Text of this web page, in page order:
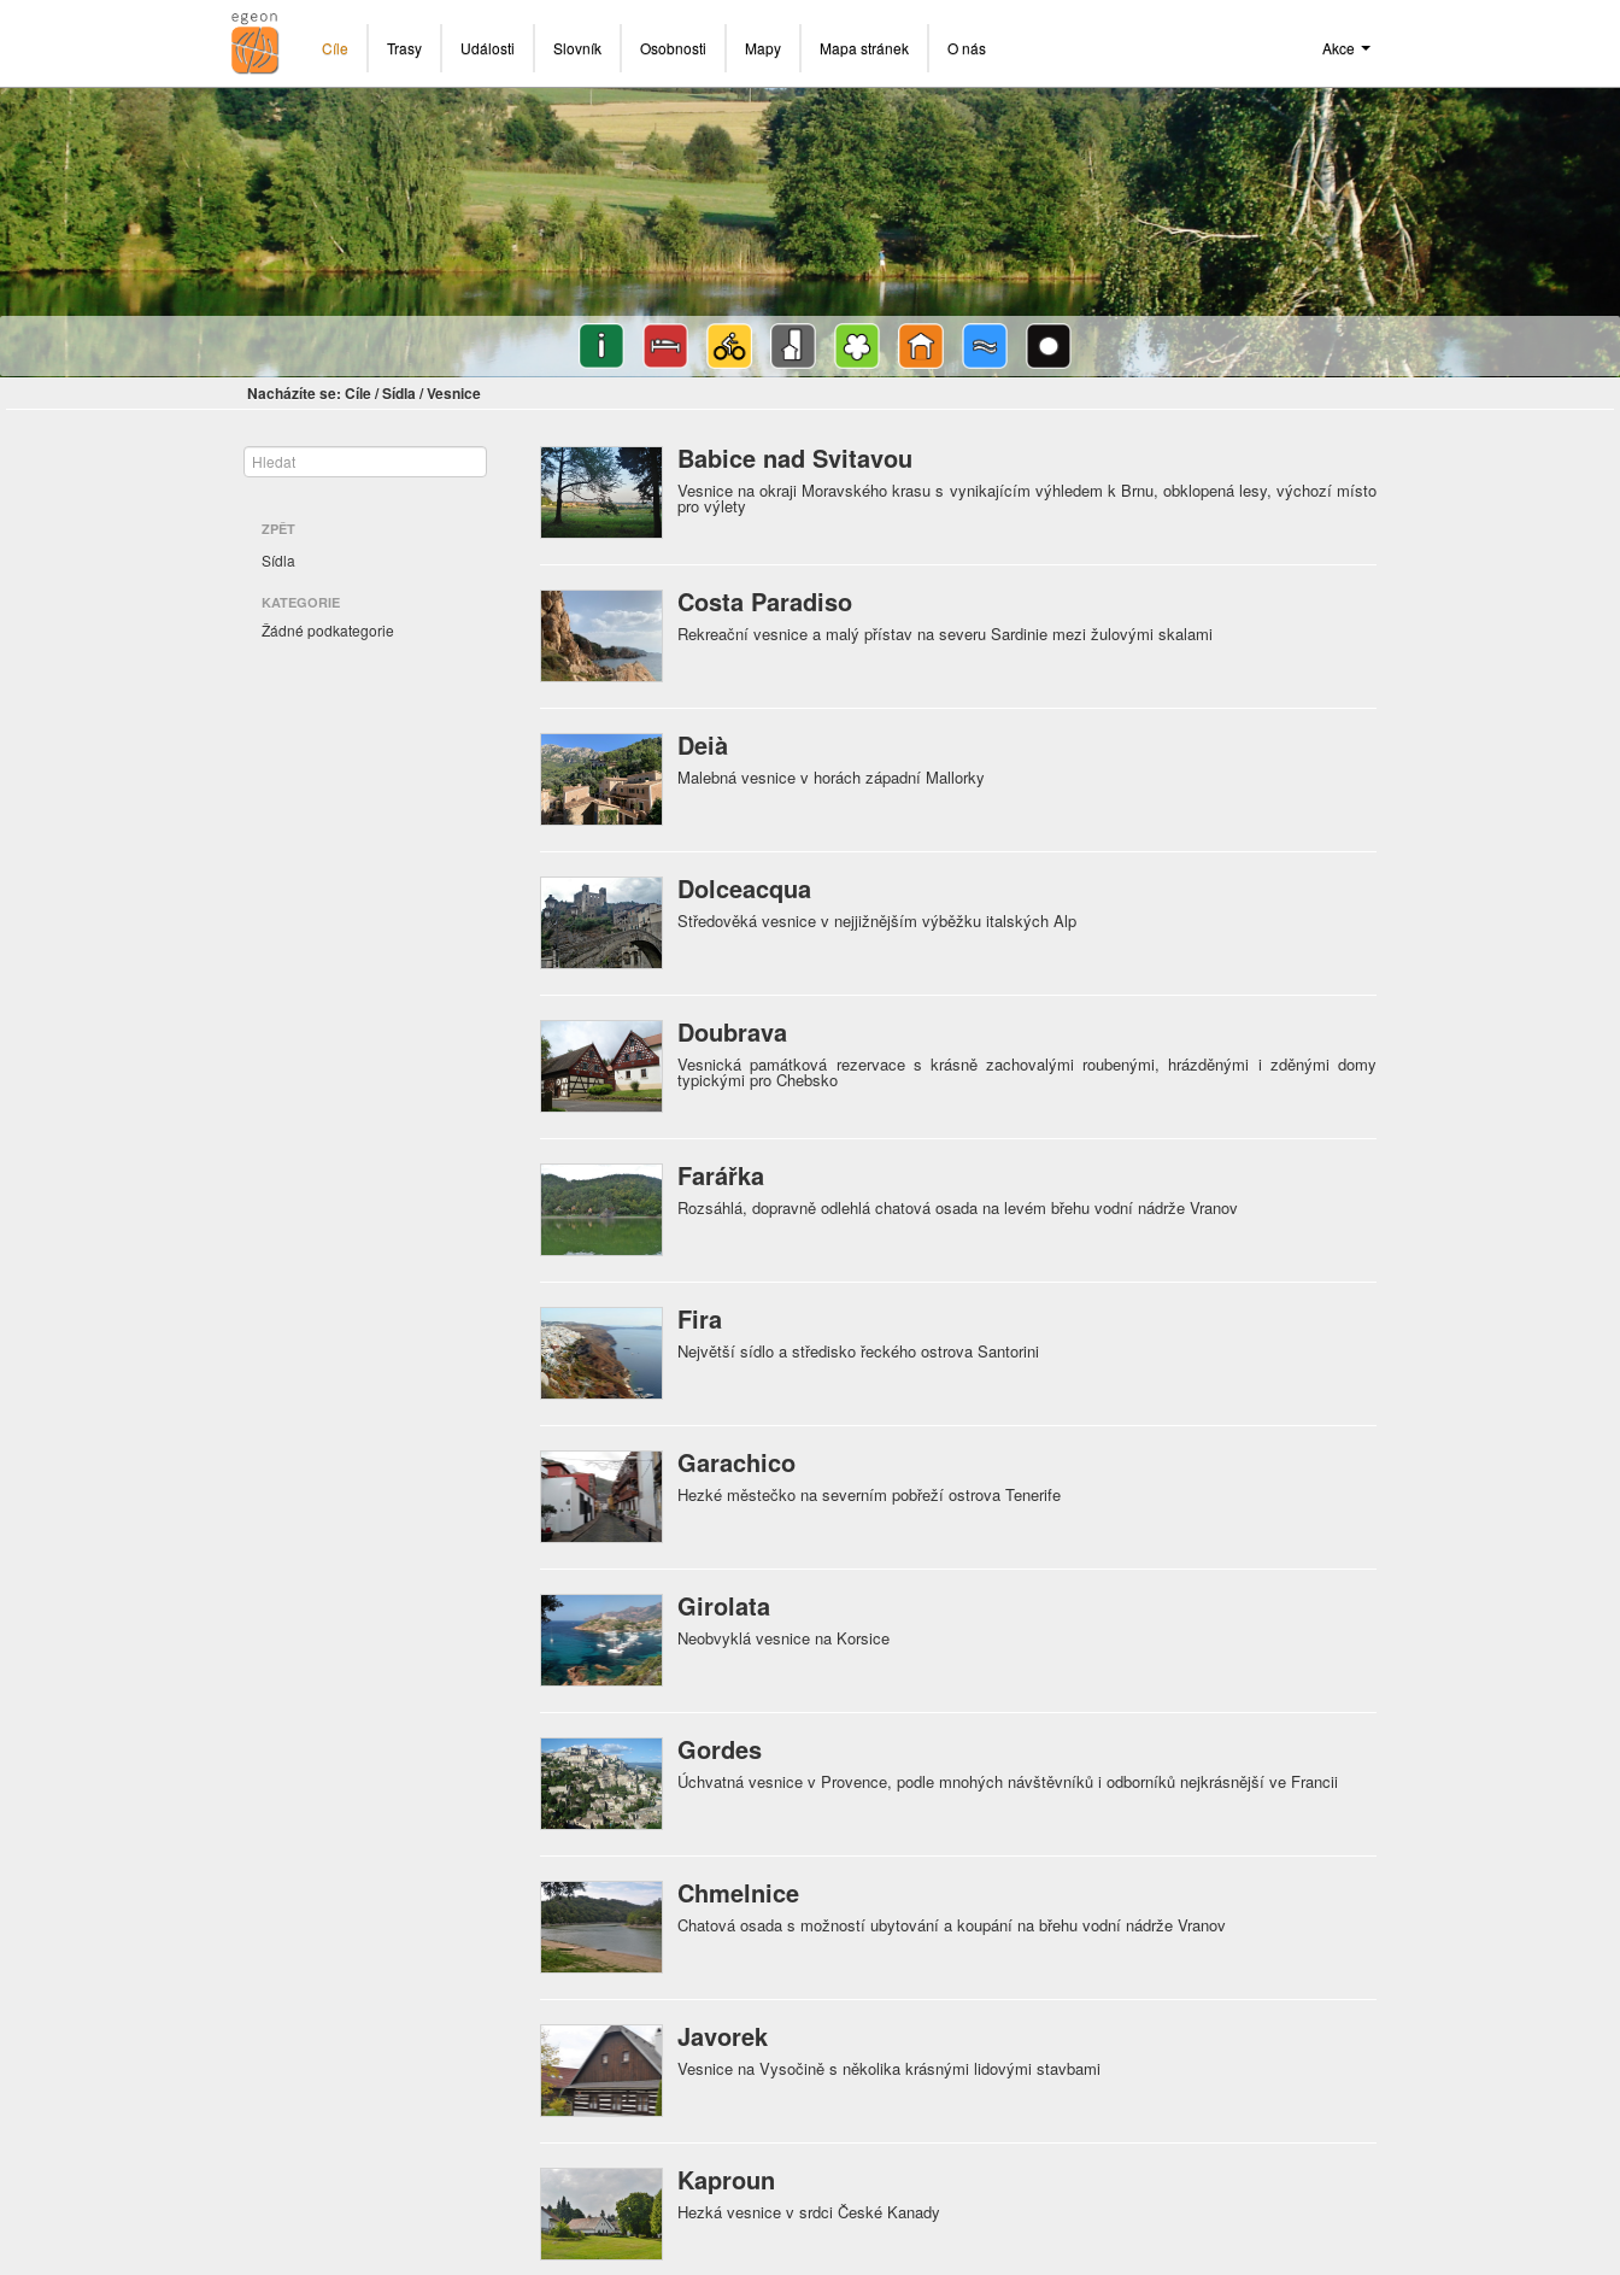
Cíle Trasy Události Slovník Osobnosti Mapy Mapa stránek O nás Akce
Nacházíte se: Cíle/Sídla/Vesnice
ZPĚT
Sídla
KATEGORIE
Žádné podkategorie
Babice nad Svitavou
Vesnice na okraji Moravského krasu s vynikajícím výhledem k Brnu, obklopená lesy, výchozí místo
pro výlety
Costa Paradiso
Rekreační vesnice a malý přístav na severu Sardinie mezi žulovými skalami
Deià
Malebná vesnice v horách západní Mallorky
Dolceacqua
Středověká vesnice v nejjižnějším výběžku italských Alp
Doubrava
Vesnická památková rezervace s krásně zachovalými roubenými, hrázděnými i zděnými domy
typickými pro Chebsko
Farářka
Rozsáhlá, dopravně odlehlá chatová osada na levém břehu vodní nádrže Vranov
Fira
Největší sídlo a středisko řeckého ostrova Santorini
Garachico
Hezké městečko na severním pobřeží ostrova Tenerife
Girolata
Neobvyklá vesnice na Korsice
Gordes
Úchvatná vesnice v Provence, podle mnohých návštěvníků i odborníků nejkrásnější ve Francii
Chmelnice
Chatová osada s možností ubytování a koupání na břehu vodní nádrže Vranov
Javorek
Vesnice na Vysočině s několika krásnými lidovými stavbami
Kaproun
Hezká vesnice v srdci České Kanady